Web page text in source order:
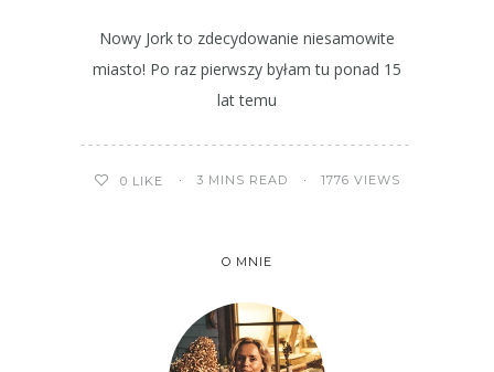
Nowy Jork to zdecydowanie niesamowite
miasto! Po raz pierwszy byłam tu ponad 15
lat temu
0 LIKE 3 MINS READ 1776 VIEWS
O MNIE